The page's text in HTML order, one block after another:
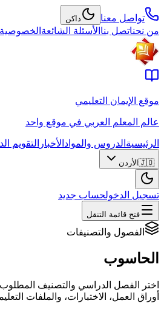
تواصل معنا داكن
من نحناتصل بنا الأسئلة الشائعة الخصوصية
موقع الإيمان التعليمي
عالم المعلم العربي في موقع واحد
الرئيسية الدروس والمواد الأخبار التقويم
🇯🇴 الأردن
تسجيل الدخولحساب جديد
فتح قائمة التنقل
الفصول والتصنيفات
الحاسوب
اختر الفصل الدراسي والتصنيف
أوراق العمل، الاختبارات، والملفات